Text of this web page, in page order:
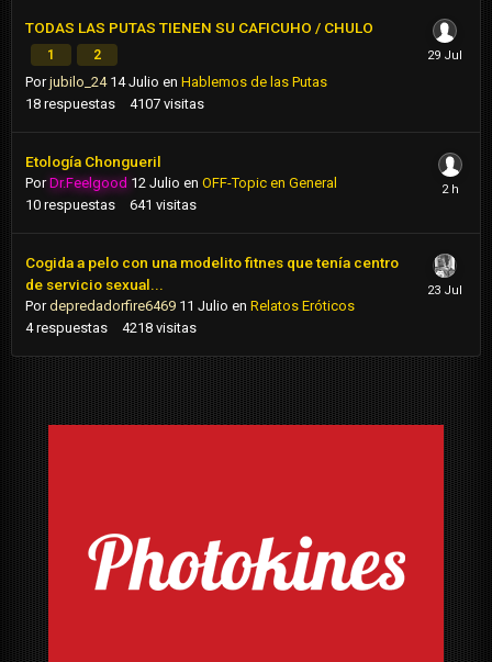
TODAS LAS PUTAS TIENEN SU CAFICUHO / CHULO
1 2
Porjubilo_24 14 Julio en Hablemos de las Putas
18 respuestas 4107 visitas
Etología Chongueril
PorDr.Feelgood 12 Julio en OFF-Topic en General
10 respuestas 641 visitas
Cogida a pelo con una modelito fitnes que tenía centro
de servicio sexual...
Pordepredadorfire6469 11 Julio en Relatos Eróticos
4 respuestas 4218 visitas